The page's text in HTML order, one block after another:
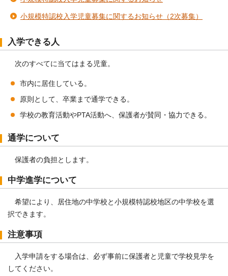
小規模特認校入学児童募集に関するお知らせ（2次募集）
入学できる人
次のすべてに当てはまる児童。
市内に居住している。
原則として、卒業まで通学できる。
学校の教育活動やPTA活動へ、保護者が賛同・協力できる。
通学について
保護者の負担とします。
中学進学について
希望により、居住地の中学校と小規模特認校地区の中学校を選
択できます。
注意事項
入学申請をする場合は、必ず事前に保護者と児童で学校見学を
してください。